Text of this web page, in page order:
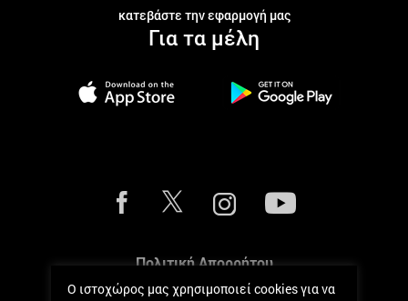
κατεβάστε την εφαρμογή μας
Για τα μέλη
Πολιτική Απορρήτου
Ο ιστοχώρος μας χρησιμοποιεί cookies για να